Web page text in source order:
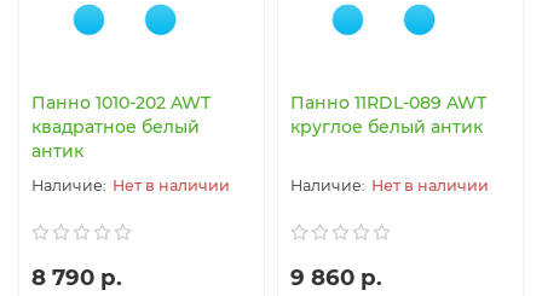
Панно 1010-202 AWT
квадратное белый
антик
Нет в наличии
8 790 р.
Панно 11RDL-089 AWT
круглое белый антик
Нет в наличии
9 860 р.